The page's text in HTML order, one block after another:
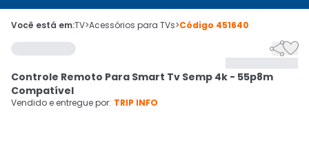
 Olá. Acesse sua conta
 Departamentos
Cupons
CADASTRE-SE
Você está em:TV>Acessórios para TVs>Código 451640

Controle Remoto Para Smart Tv Semp 4k - 55p8m
Compatível
Vendido e entregue por: TRIP INFO